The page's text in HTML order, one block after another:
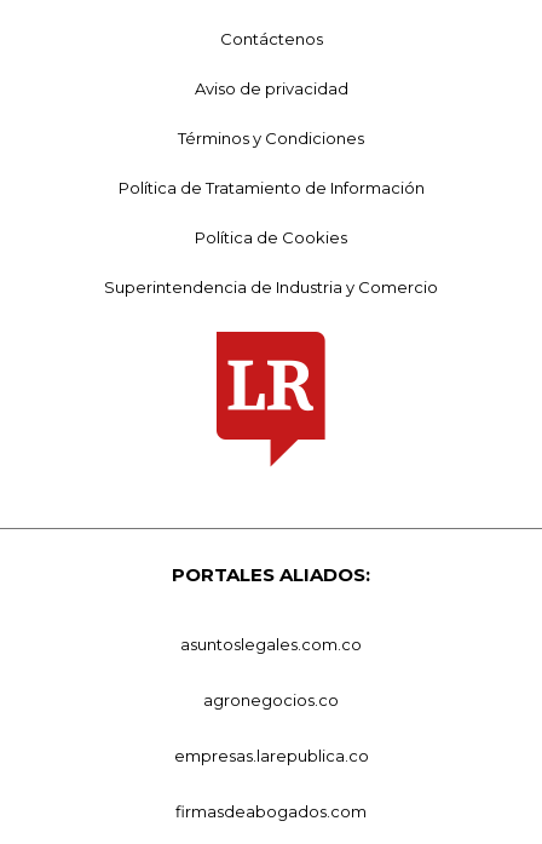
Contáctenos
Aviso de privacidad
Términos y Condiciones
Política de Tratamiento de Información
Política de Cookies
Superintendencia de Industria y Comercio
PORTALES ALIADOS:
asuntoslegales.com.co
agronegocios.co
empresas.larepublica.co
firmasdeabogados.com